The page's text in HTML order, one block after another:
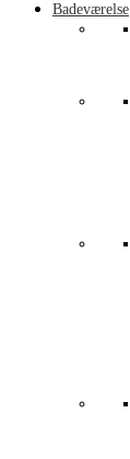
Badeværelse